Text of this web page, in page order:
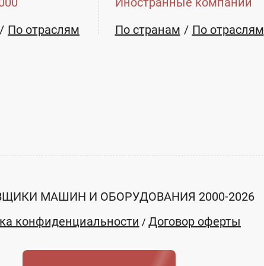
По отраслям
По странам
По отраслям
МАШИН И ОБОРУДОВАНИЯ 2000-2026
конфиденциальности / Договор оферты